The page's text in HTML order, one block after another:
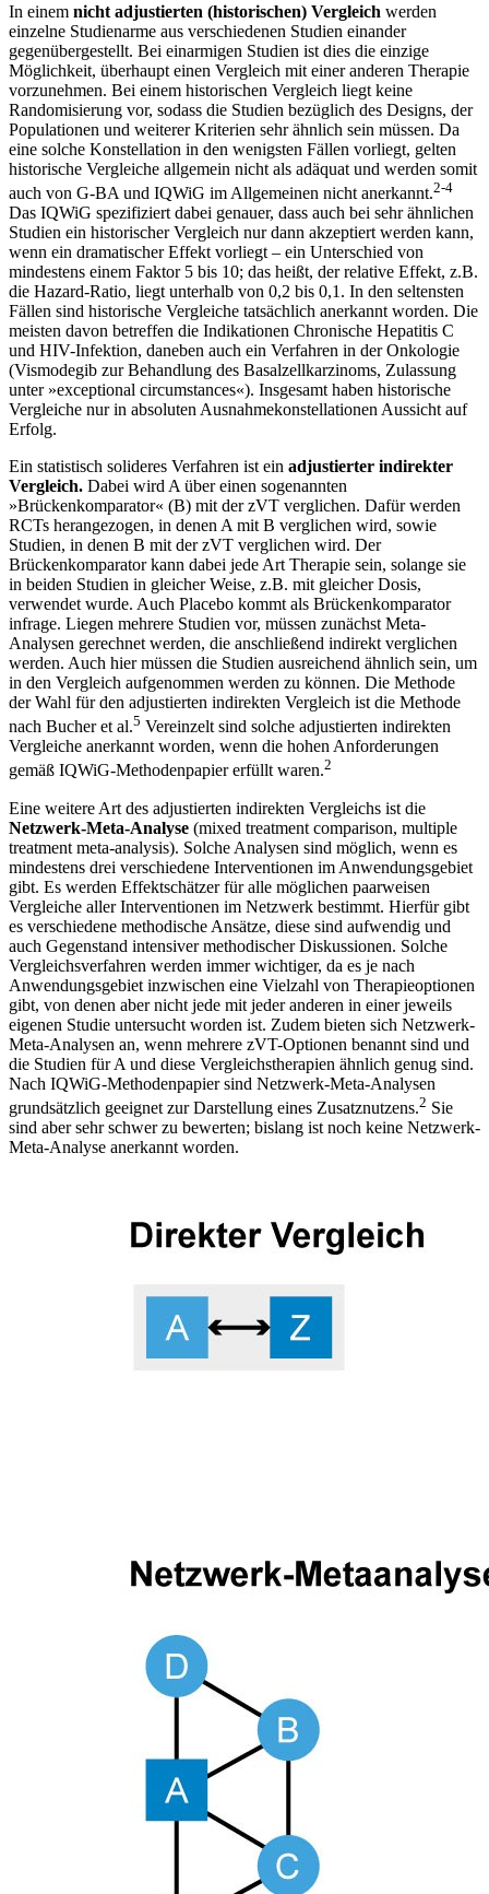
In einem nicht adjustierten (historischen) Vergleich werden
einzelne Studienarme aus verschiedenen Studien einander
gegenübergestellt. Bei einarmigen Studien ist dies die einzige
Möglichkeit, überhaupt einen Vergleich mit einer anderen Therapie
vorzunehmen. Bei einem historischen Vergleich liegt keine
Randomisierung vor, sodass die Studien bezüglich des Designs, der
Populationen und weiterer Kriterien sehr ähnlich sein müssen. Da
eine solche Konstellation in den wenigsten Fällen vorliegt, gelten
historische Vergleiche allgemein nicht als adäquat und werden somit
auch von G-BA und IQWiG im Allgemeinen nicht anerkannt.2-4
Das IQWiG spezifiziert dabei genauer, dass auch bei sehr ähnlichen
Studien ein historischer Vergleich nur dann akzeptiert werden kann,
wenn ein dramatischer Effekt vorliegt – ein Unterschied von
mindestens einem Faktor 5 bis 10; das heißt, der relative Effekt, z.B.
die Hazard-Ratio, liegt unterhalb von 0,2 bis 0,1. In den seltensten
Fällen sind historische Vergleiche tatsächlich anerkannt worden. Die
meisten davon betreffen die Indikationen Chronische Hepatitis C
und HIV-Infektion, daneben auch ein Verfahren in der Onkologie
(Vismodegib zur Behandlung des Basalzellkarzinoms, Zulassung
unter »exceptional circumstances«). Insgesamt haben historische
Vergleiche nur in absoluten Ausnahmekonstellationen Aussicht auf
Erfolg.
Ein statistisch solideres Verfahren ist ein adjustierter indirekter
Vergleich. Dabei wird A über einen sogenannten
»Brückenkomparator« (B) mit der zVT verglichen. Dafür werden
RCTs herangezogen, in denen A mit B verglichen wird, sowie
Studien, in denen B mit der zVT verglichen wird. Der
Brückenkomparator kann dabei jede Art Therapie sein, solange sie
in beiden Studien in gleicher Weise, z.B. mit gleicher Dosis,
verwendet wurde. Auch Placebo kommt als Brückenkomparator
infrage. Liegen mehrere Studien vor, müssen zunächst Meta-
Analysen gerechnet werden, die anschließend indirekt verglichen
werden. Auch hier müssen die Studien ausreichend ähnlich sein, um
in den Vergleich aufgenommen werden zu können. Die Methode
der Wahl für den adjustierten indirekten Vergleich ist die Methode
nach Bucher et al.5 Vereinzelt sind solche adjustierten indirekten
Vergleiche anerkannt worden, wenn die hohen Anforderungen
gemäß IQWiG-Methodenpapier erfüllt waren.2
Eine weitere Art des adjustierten indirekten Vergleichs ist die
Netzwerk-Meta-Analyse (mixed treatment comparison, multiple
treatment meta-analysis). Solche Analysen sind möglich, wenn es
mindestens drei verschiedene Interventionen im Anwendungsgebiet
gibt. Es werden Effektschätzer für alle möglichen paarweisen
Vergleiche aller Interventionen im Netzwerk bestimmt. Hierfür gibt
es verschiedene methodische Ansätze, diese sind aufwendig und
auch Gegenstand intensiver methodischer Diskussionen. Solche
Vergleichsverfahren werden immer wichtiger, da es je nach
Anwendungsgebiet inzwischen eine Vielzahl von Therapieoptionen
gibt, von denen aber nicht jede mit jeder anderen in einer jeweils
eigenen Studie untersucht worden ist. Zudem bieten sich Netzwerk-
Meta-Analysen an, wenn mehrere zVT-Optionen benannt sind und
die Studien für A und diese Vergleichstherapien ähnlich genug sind.
Nach IQWiG-Methodenpapier sind Netzwerk-Meta-Analysen
grundsätzlich geeignet zur Darstellung eines Zusatznutzens.2 Sie
sind aber sehr schwer zu bewerten; bislang ist noch keine Netzwerk-
Meta-Analyse anerkannt worden.